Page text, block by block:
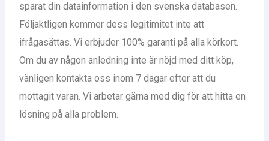
sparat din datainformation i den svenska databasen.
Följaktligen kommer dess legitimitet inte att
ifrågasättas. Vi erbjuder 100% garanti på alla körkort.
Om du av någon anledning inte är nöjd med ditt köp,
vänligen kontakta oss inom 7 dagar efter att du
mottagit varan. Vi arbetar gärna med dig för att hitta en
lösning på alla problem.